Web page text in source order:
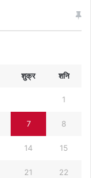
शुक्र शनि
1
7 8
14 15
21 22